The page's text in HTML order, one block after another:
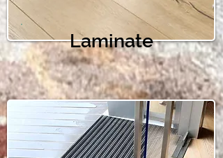
Laminate